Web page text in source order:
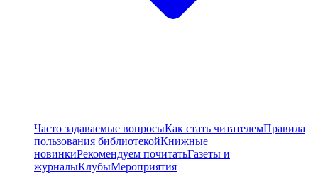
Часто задаваемые вопросыКак стать читателемПравила
пользования библиотекойКнижные
новинкиРекомендуем почитатьГазеты и
журналыКлубыМероприятия